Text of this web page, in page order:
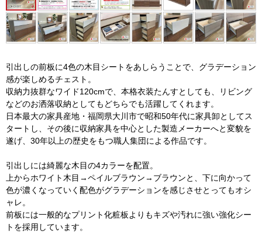
引出しの前板に4色の木目シートをあしらうことで、グラデーション
感が楽しめるチェスト。
収納力抜群なワイド120cmで、本格衣装たんすとしても、リビング
などのお洒落収納としてもどちらでも活躍してくれます。
日本最大の家具産地・福岡県大川市で昭和50年代に家具卸としてス
タートし、その後に収納家具を中心とした製造メーカーへと変貌を
遂げ、30年以上の歴史をもつ職人集団による作品です。
引出しには綺麗な木目の4カラーを配置。
上からホワイト木目→ペイルブラウン→ブラウンと、下に向かって
色が濃くなっていく配色がグラデーションを感じさせとってもオシ
ャレ。
前板には一般的なプリント化粧板よりもキズや汚れに強い強化シー
トを採用しています。